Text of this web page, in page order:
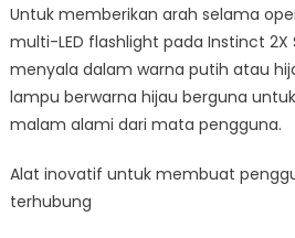
Untuk memberikan arah selama
multi-LED flashlight pada Instinct 2X
menyala dalam warna putih atau
lampu berwarna hijau berguna
malam alami dari mata pengguna.
Alat inovatif untuk membuat
terhubung